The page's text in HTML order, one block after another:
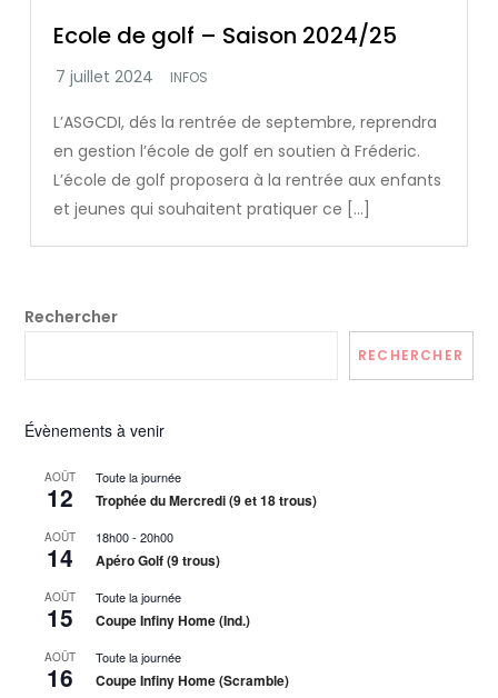
Ecole de golf – Saison 2024/25
INFOS
L’ASGCDI, dés la rentrée de septembre, reprendra
en gestion l’école de golf en soutien à Fréderic.
L’école de golf proposera à la rentrée aux enfants
et jeunes qui souhaitent pratiquer ce […]
Rechercher
RECHERCHER
Évènements à venir
AOÛT
12
Toute la journée
Trophée du Mercredi (9 et 18 trous)
AOÛT
14
18h00-20h00
Apéro Golf (9 trous)
AOÛT
15
Toute la journée
Coupe Infiny Home (Ind.)
AOÛT
16
Toute la journée
Coupe Infiny Home (Scramble)